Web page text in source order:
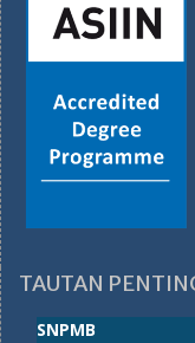
TAUTAN
SNPMB